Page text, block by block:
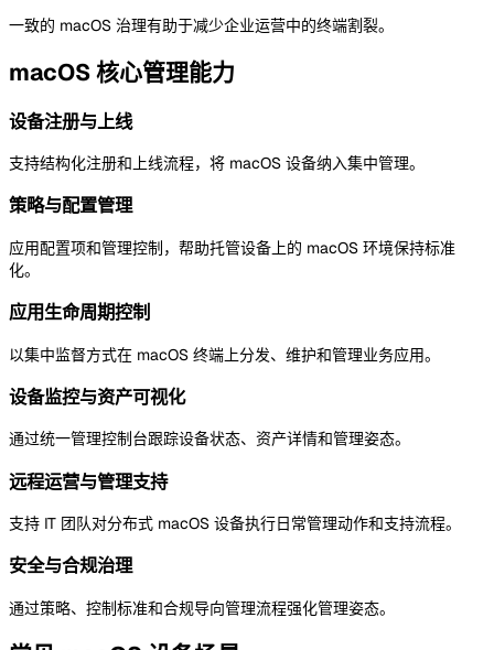
一致的 macOS 治理有助于减少企业运营中的终端割裂。
macOS 核心管理能力
设备注册与上线
支持结构化注册和上线流程，将 macOS 设备纳入集中管理。
策略与配置管理
应用配置项和管理控制，帮助托管设备上的 macOS 环境保持标准
化。
应用生命周期控制
以集中监督方式在 macOS 终端上分发、维护和管理业务应用。
设备监控与资产可视化
通过统一管理控制台跟踪设备状态、资产详情和管理姿态。
远程运营与管理支持
支持 IT 团队对分布式 macOS 设备执行日常管理动作和支持流程。
安全与合规治理
通过策略、控制标准和合规导向管理流程强化管理姿态。